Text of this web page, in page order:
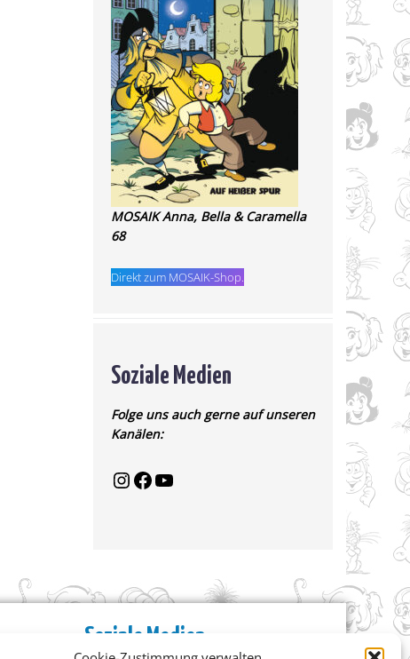
MOSAIK Anna, Bella & Caramella
68
Direkt zum MOSAIK-Shop.
Soziale Medien
Folge uns auch gerne auf unseren
Kanälen:
Soziale Medien